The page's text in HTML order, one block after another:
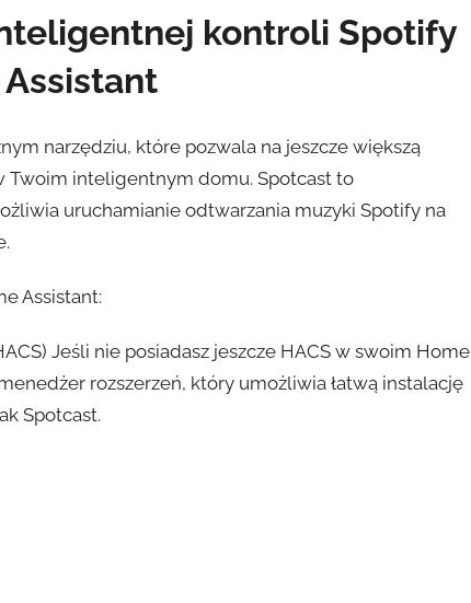
kontroli Spotify
narzędziu, które pozwala na jeszcze większą
Twoim inteligentnym domu. Spotcast to
uruchamianie odtwarzania muzyki Spotify na
Assistant:
Jeśli nie posiadasz jeszcze HACS w swoim Home
rozszerzeń, który umożliwia łatwą instalację
Spotcast.